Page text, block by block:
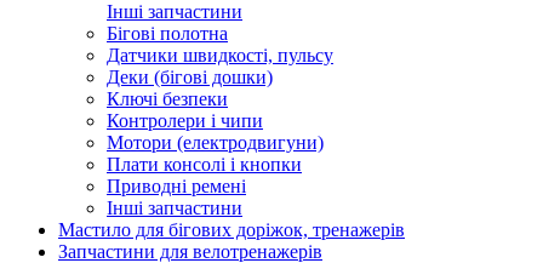
Інші запчастини
Бігові полотна
Датчики швидкості, пульсу
Деки (бігові дошки)
Ключі безпеки
Контролери і чипи
Мотори (електродвигуни)
Плати консолі і кнопки
Приводні ремені
Інші запчастини
Мастило для бігових доріжок, тренажерів
Запчастини для велотренажерів